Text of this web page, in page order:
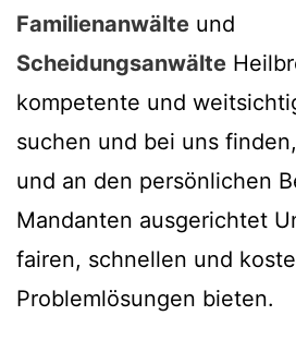
Familienanwälte und
Scheidungsanwälte
kompetente und
suchen und bei uns
und an den persönlichen
Mandanten ausgerichtet
fairen, schnellen und
Problemlösungen bieten.